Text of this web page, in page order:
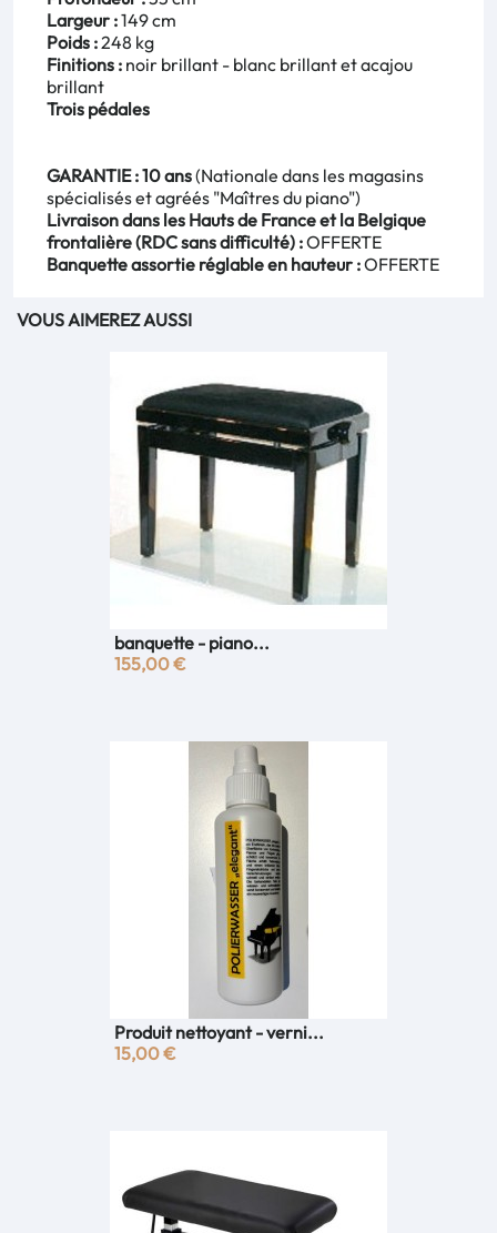
Largeur :149 cm
Poids :248 kg
Finitions : noir brillant - blanc brillant et acajou
brillant
Trois pédales
GARANTIE : 10 ans(Nationale dans les magasins
spécialisés et agréés "Maîtres du piano")
Livraison dans les Hauts de France et la Belgique
frontalière (RDC sans difficulté) :OFFERTE
Banquette assortie réglable en hauteur :OFFERTE
VOUS AIMEREZ AUSSI
banquette - piano...
155,00 €
Produit nettoyant - verni...
15,00 €